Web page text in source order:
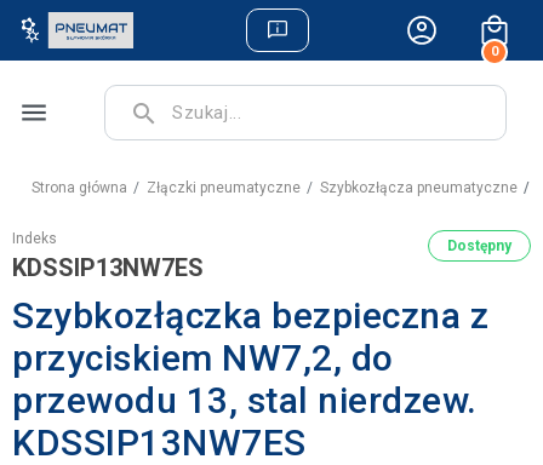
0
menu search
Strona główna Złączki pneumatyczne Szybkozłącza pneumatyczne
Indeks
KDSSIP13NW7ES
Dostępny
Szybkozłączka bezpieczna z
przyciskiem NW7,2, do
przewodu 13, stal nierdzew.
KDSSIP13NW7ES